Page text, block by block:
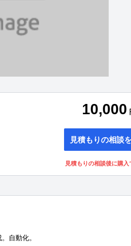
10,000
見積もりの相談
見積もりの相談後に購入
自動化。